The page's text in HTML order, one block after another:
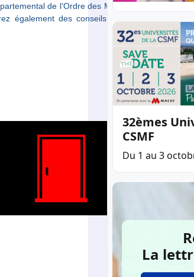
de l’Ordre des Médecins, à
également des conseils pour vous
32èmes
CSMF
Du 1 au 3
La